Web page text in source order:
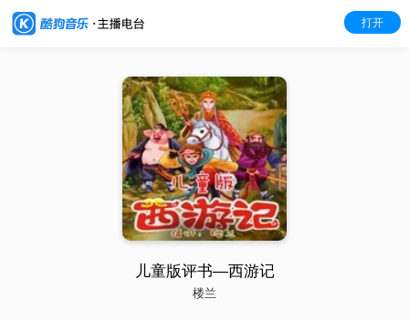
打开
儿童版评书—西游记
楼兰